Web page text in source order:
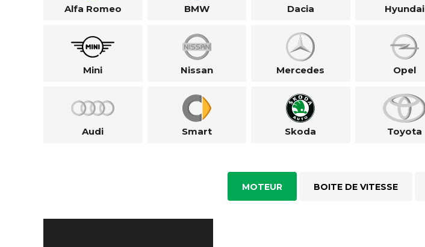
Alfa Romeo BMW Dacia Hyundai
Mini Nissan Mercedes Opel
Audi Smart Skoda Toyota
MOTEUR BOITE DE VITESSE